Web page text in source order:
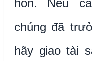
hôn. Nếu
chúng đã
hãy giao tài